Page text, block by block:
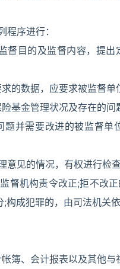
序进行：
督目的及监督内容，提
的数据，应要求被监督单
基金管理状况及存在的问
并需要改进的被监督单
见的情况，有权进行检查
督机构责令改正;拒不改
成犯罪的，由司法机关依
簿、会计报表以及其他